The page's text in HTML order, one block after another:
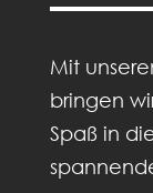
Mit
bringen
Spaß in